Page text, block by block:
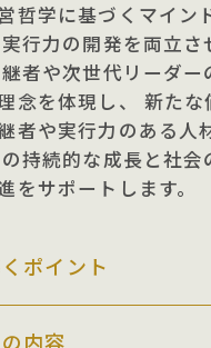
哲学に基づくマイン
行力の開発を両立さ
者や次世代リーダー
念を体現し、
新たな
者や実行力のある人
持続的な成長と社会
をサポートします。
ポイント
内容